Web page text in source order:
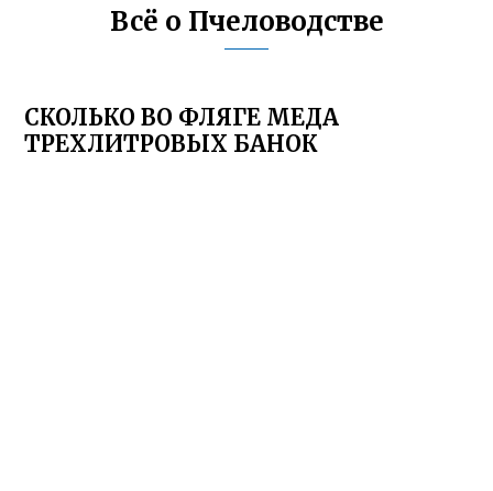
Всё о Пчеловодстве
СКОЛЬКО ВО ФЛЯГЕ МЕДА
ТРЕХЛИТРОВЫХ БАНОК